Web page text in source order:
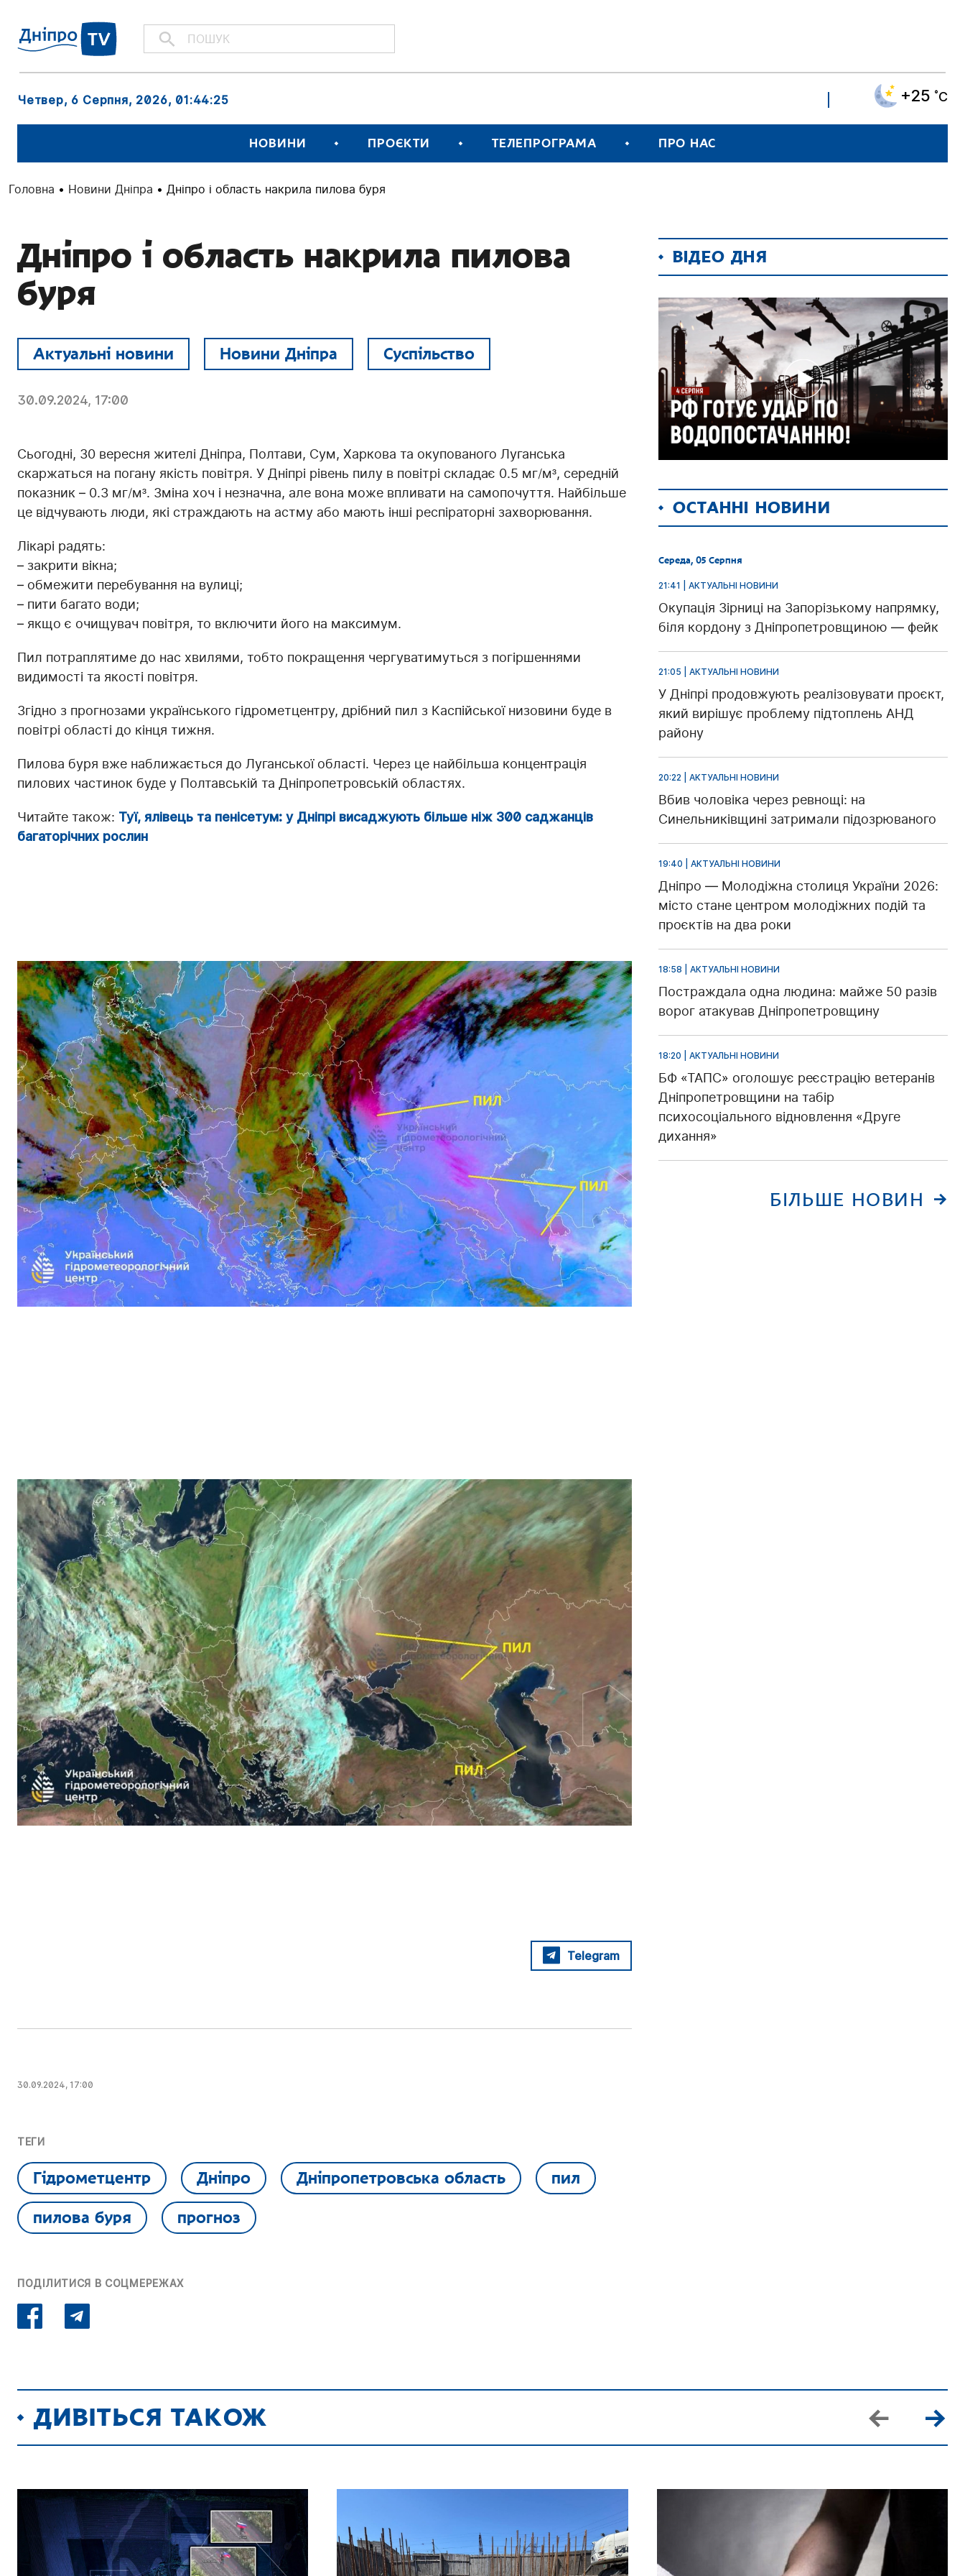
Четвер, 6 Серпня, 2026, 01:44:26 +25 ˚C
НОВИНИ ПРОЄКТИ ТЕЛЕПРОГРАМА ПРО НАС
Головна • Новини Дніпра • Дніпро і область накрила пилова буря
Дніпро і область накрила пилова
буря
Актуальні новини Новини Дніпра Суспільство
30.09.2024, 17:00
Сьогодні, 30 вересня жителі Дніпра, Полтави, Сум, Харкова та окупованого Луганська
скаржаться на погану якість повітря. У Дніпрі рівень пилу в повітрі складає 0.5 мг/м³, середній
показник – 0.3 мг/м³. Зміна хоч і незначна, але вона може впливати на самопочуття. Найбільше
це відчувають люди, які страждають на астму або мають інші респіраторні захворювання.
Лікарі радять:
– закрити вікна;
– обмежити перебування на вулиці;
– пити багато води;
– якщо є очищувач повітря, то включити його на максимум.
Пил потраплятиме до нас хвилями, тобто покращення чергуватимуться з погіршеннями
видимості та якості повітря.
Згідно з прогнозами українського гідрометцентру, дрібний пил з Каспійської низовини буде в
повітрі області до кінця тижня.
Пилова буря вже наближається до Луганської області. Через це найбільша концентрація
пилових частинок буде у Полтавській та Дніпропетровській областях.
Читайте також: Туї, ялівець та пенісетум: у Дніпрі висаджують більше ніж 300 саджанців
багаторічних рослин
Telegram
30.09.2024, 17:00
ТЕГИ
Гідрометцентр Дніпро Дніпропетровська область пил
пилова буря прогноз
ПОДІЛИТИСЯ В СОЦМЕРЕЖАХ
ВІДЕО ДНЯ
ОСТАННІ НОВИНИ
Середа, 05 Серпня
21:41 | АКТУАЛЬНІ НОВИНИ
Окупація Зірниці на Запорізькому напрямку,
біля кордону з Дніпропетровщиною — фейк
21:05 | АКТУАЛЬНІ НОВИНИ
У Дніпрі продовжують реалізовувати проєкт,
який вирішує проблему підтоплень АНД
району
20:22 | АКТУАЛЬНІ НОВИНИ
Вбив чоловіка через ревнощі: на
Синельниківщині затримали підозрюваного
19:40 | АКТУАЛЬНІ НОВИНИ
Дніпро — Молодіжна столиця України 2026:
місто стане центром молодіжних подій та
проєктів на два роки
18:58 | АКТУАЛЬНІ НОВИНИ
Постраждала одна людина: майже 50 разів
ворог атакував Дніпропетровщину
18:20 | АКТУАЛЬНІ НОВИНИ
БФ «ТАПС» оголошує реєстрацію ветеранів
Дніпропетровщини на табір
психосоціального відновлення «Друге
дихання»
БІЛЬШЕ НОВИН
ДИВІТЬСЯ ТАКОЖ